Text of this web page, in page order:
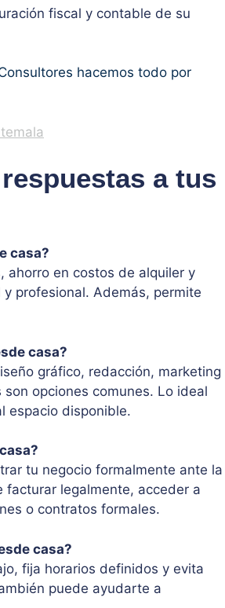
fiscal y contable de su
hacemos todo por
a tus
casa?
ahorro en costos de alquiler y
profesional. Además, permite
casa?
gráfico, redacción, marketing
opciones comunes. Lo ideal
espacio disponible.
tu negocio formalmente ante la
facturar legalmente, acceder a
o contratos formales.
casa?
fija horarios definidos y evita
puede ayudarte a